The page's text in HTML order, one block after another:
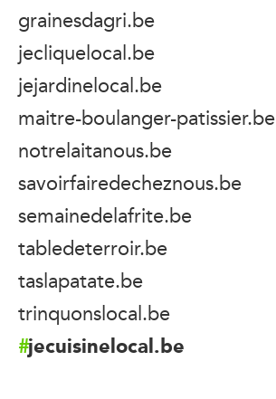
grainesdagri.be
jecliquelocal.be
jejardinelocal.be
maitre-boulanger-patissier.be
notrelaitanous.be
savoirfairedecheznous.be
semainedelafrite.be
tabledeterroir.be
taslapatate.be
trinquonslocal.be
jecuisinelocal.be